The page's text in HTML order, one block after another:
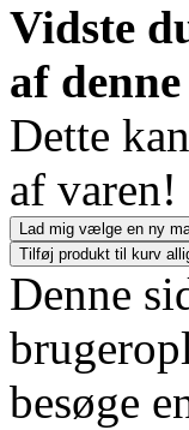
Vidste
af
Dette
af varen!
Lad mig vælge en ny
Tilføj produkt til kurv
Denne
besøge